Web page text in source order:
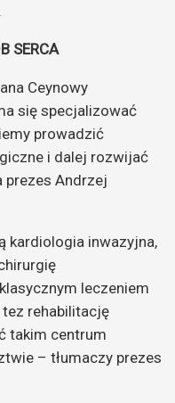
SERCA
Ceynowy
się specjalizować
prowadzić
i dalej rozwijać
prezes Andrzej
kardiologia inwazyjna,
leczeniem
tez rehabilitację
takim centrum
– tłumaczy prezes